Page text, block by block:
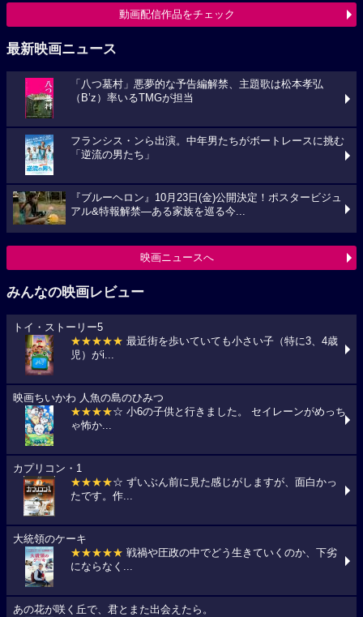
動画配信作品をチェック
最新映画ニュース
「八つ墓村」悪夢的な予告編解禁、主題歌は松本孝弘
（B’z）率いるTMGが担当
フランシス・ンら出演。中年男たちがボートレースに挑む
「逆流の男たち」
『ブルーヘロン』10月23日(金)公開決定！ポスタービジュ
アル&特報解禁―ある家族を巡る今...
映画ニュースへ
みんなの映画レビュー
トイ・ストーリー5
★★★★★ 最近街を歩いていても小さい子（特に3、4歳
児）がi...
映画ちいかわ 人魚の島のひみつ
★★★★☆ 小6の子供と行きました。 セイレーンがめっち
ゃ怖か...
カプリコン・1
★★★★☆ ずいぶん前に見た感じがしますが、面白かっ
たです。作...
大統領のケーキ
★★★★★ 戦禍や圧政の中でどう生きていくのか、下劣
にならなく...
あの花が咲く丘で、君とまた出会えたら。